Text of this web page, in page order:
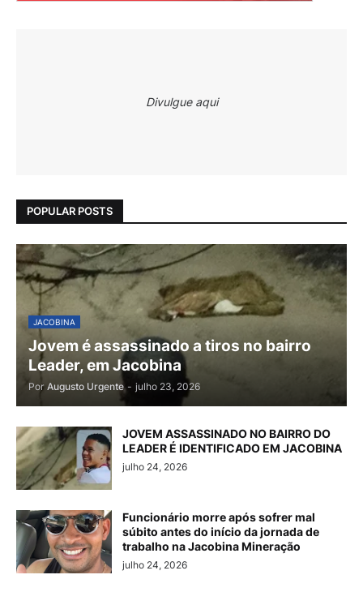
Divulgue aqui
POPULAR POSTS
JACOBINA
Jovem é assassinado a tiros no bairro
Leader, em Jacobina
Por Augusto Urgente - julho 23, 2026
JOVEM ASSASSINADO NO BAIRRO DO
LEADER É IDENTIFICADO EM JACOBINA
julho 24, 2026
Funcionário morre após sofrer mal
súbito antes do início da jornada de
trabalho na Jacobina Mineração
julho 24, 2026